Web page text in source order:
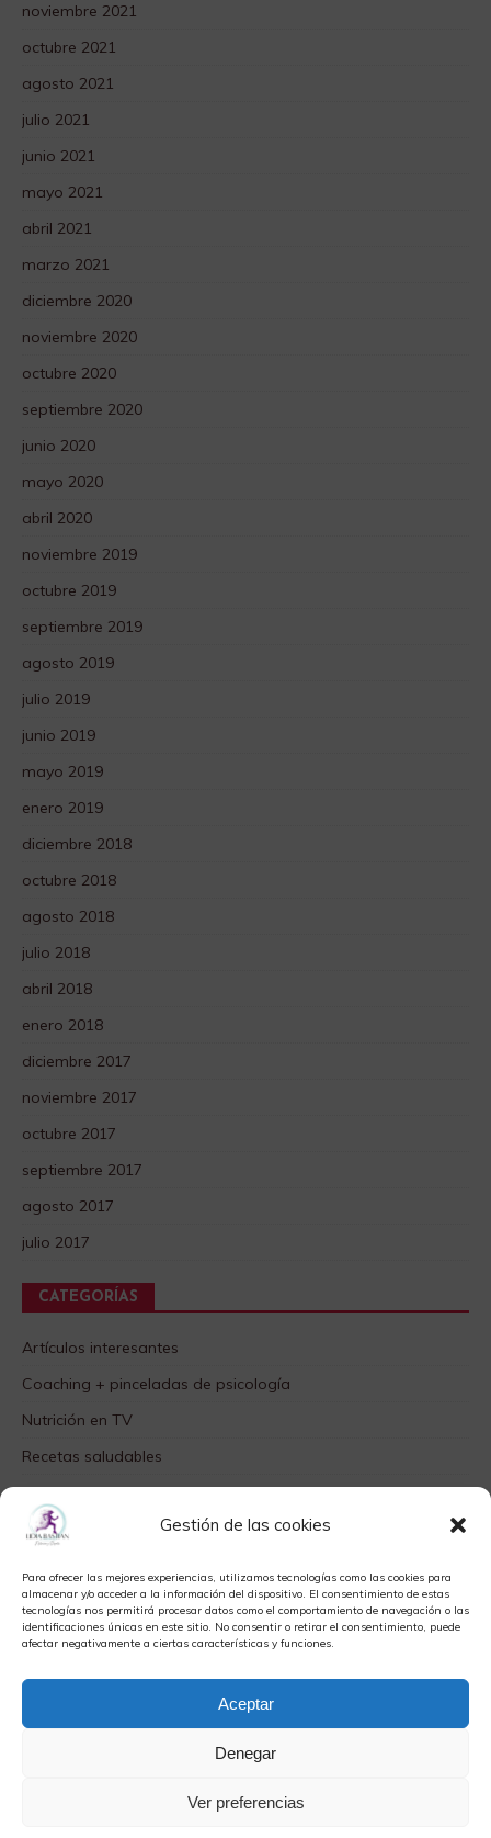
Gestión de las cookies
Para ofrecer las mejores experiencias, utilizamos tecnologías como las cookies para
almacenar y/o acceder a la información del dispositivo. El consentimiento de estas
tecnologías nos permitirá procesar datos como el comportamiento de navegación o las
identificaciones únicas en este sitio. No consentir o retirar el consentimiento, puede
afectar negativamente a ciertas características y funciones.
Aceptar
Denegar
Ver preferencias
noviembre 2021
octubre 2021
agosto 2021
julio 2021
junio 2021
mayo 2021
abril 2021
marzo 2021
diciembre 2020
noviembre 2020
octubre 2020
septiembre 2020
junio 2020
mayo 2020
abril 2020
noviembre 2019
octubre 2019
septiembre 2019
agosto 2019
julio 2019
junio 2019
mayo 2019
enero 2019
diciembre 2018
octubre 2018
agosto 2018
julio 2018
abril 2018
enero 2018
diciembre 2017
noviembre 2017
octubre 2017
septiembre 2017
agosto 2017
julio 2017
CATEGORÍAS
Artículos interesantes
Coaching + pinceladas de psicología
Nutrición en TV
Recetas saludables
SABORES DIFERENTES
Videos TOP
META
Acceder